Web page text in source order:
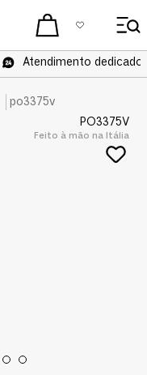
Atendimento dedicado
po3375v
PO3375V
Feito à mão na Itália